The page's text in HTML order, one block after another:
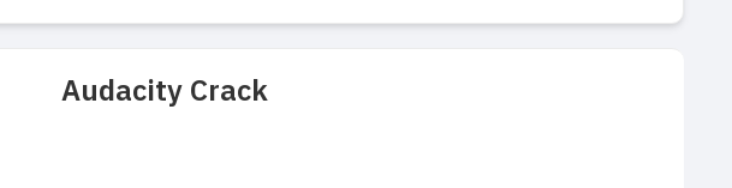
Audacity Crack